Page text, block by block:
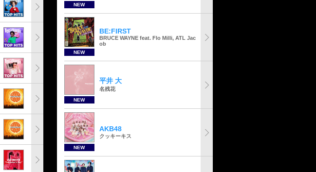
NEW
NEW
BE:FIRST
BRUCE WAYNE feat. Flo Milli, ATL Jac
ob
NEW
平井 大
名残花
NEW
AKB48
クッキーキス